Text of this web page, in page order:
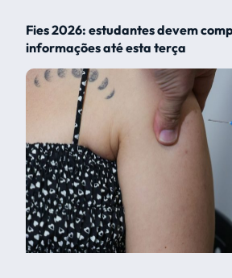
Fies 2026: estudantes devem
informações até esta terça